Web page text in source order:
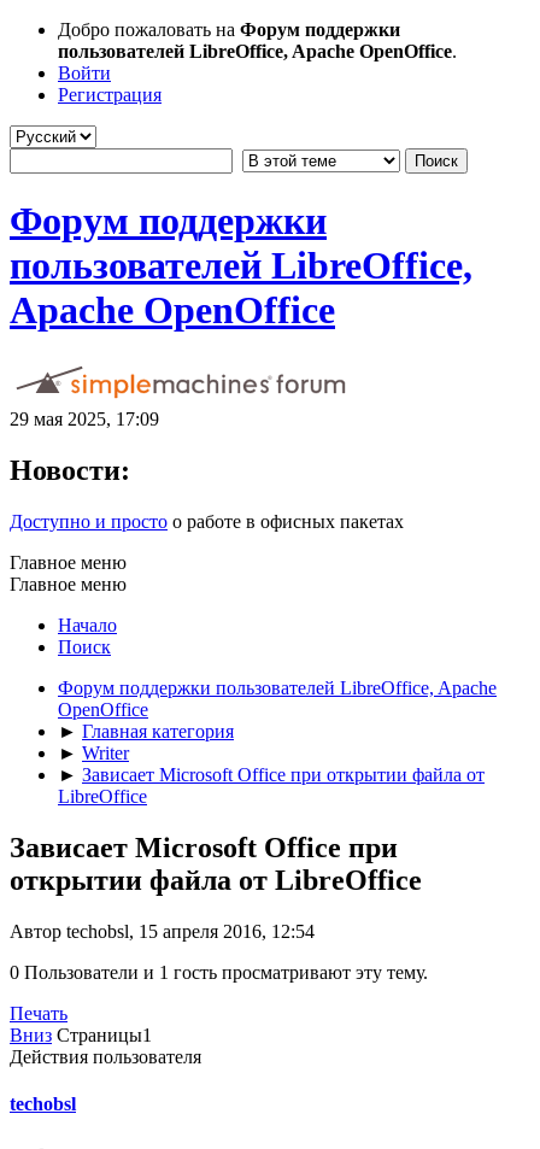
Добро пожаловать на Форум поддержки
пользователей LibreOffice, Apache OpenOffice.
Войти
Регистрация
Форум поддержки
пользователей LibreOffice,
Apache OpenOffice
29 мая 2025, 17:09
Новости:
Доступно и просто о работе в офисных пакетах
Главное меню
Главное меню
Начало
Поиск
Форум поддержки пользователей LibreOffice, Apache
OpenOffice
► Главная категория
► Writer
► Зависает Microsoft Office при открытии файла от
LibreOffice
Зависает Microsoft Office при
открытии файла от LibreOffice
Автор techobsl, 15 апреля 2016, 12:54
0 Пользователи и 1 гость просматривают эту тему.
Печать
Вниз Страницы1
Действия пользователя
techobsl